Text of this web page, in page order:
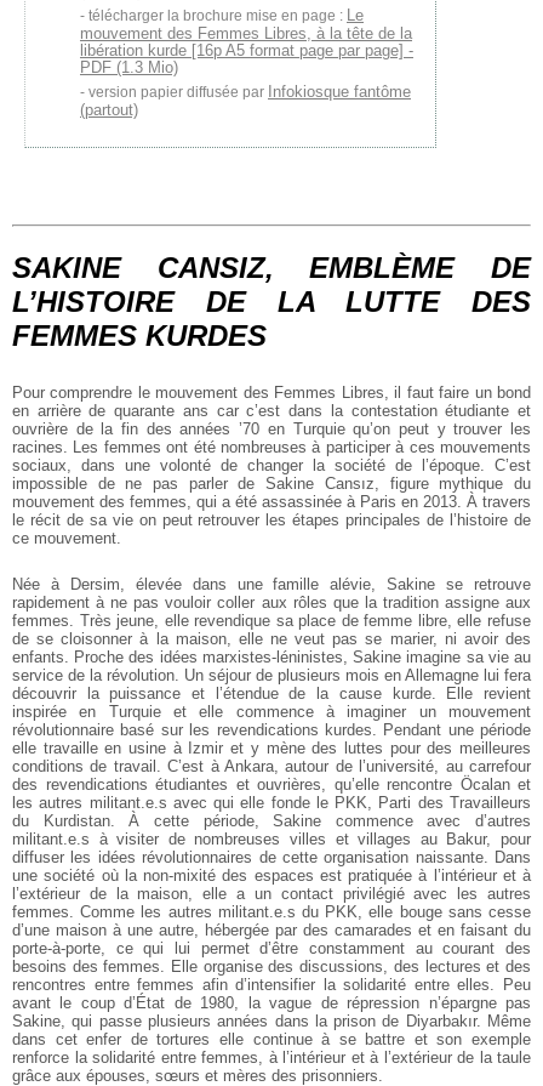
télécharger la brochure mise en page : Le
mouvement des Femmes Libres, à la tête de la
libération kurde [16p A5 format page par page] -
PDF (1.3 Mio)
version papier diffusée par Infokiosque fantôme
(partout)
SAKINE CANSIZ, EMBLÈME DE
L’HISTOIRE DE LA LUTTE DES
FEMMES KURDES
Pour comprendre le mouvement des Femmes Libres, il faut faire un bond
en arrière de quarante ans car c’est dans la contestation étudiante et
ouvrière de la fin des années ’70 en Turquie qu’on peut y trouver les
racines. Les femmes ont été nombreuses à participer à ces mouvements
sociaux, dans une volonté de changer la société de l’époque. C’est
impossible de ne pas parler de Sakine Cansız, figure mythique du
mouvement des femmes, qui a été assassinée à Paris en 2013. À travers
le récit de sa vie on peut retrouver les étapes principales de l’histoire de
ce mouvement.
Née à Dersim, élevée dans une famille alévie, Sakine se retrouve
rapidement à ne pas vouloir coller aux rôles que la tradition assigne aux
femmes. Très jeune, elle revendique sa place de femme libre, elle refuse
de se cloisonner à la maison, elle ne veut pas se marier, ni avoir des
enfants. Proche des idées marxistes-léninistes, Sakine imagine sa vie au
service de la révolution. Un séjour de plusieurs mois en Allemagne lui fera
découvrir la puissance et l’étendue de la cause kurde. Elle revient
inspirée en Turquie et elle commence à imaginer un mouvement
révolutionnaire basé sur les revendications kurdes. Pendant une période
elle travaille en usine à Izmir et y mène des luttes pour des meilleures
conditions de travail. C’est à Ankara, autour de l’université, au carrefour
des revendications étudiantes et ouvrières, qu’elle rencontre Öcalan et
les autres militant.e.s avec qui elle fonde le PKK, Parti des Travailleurs
du Kurdistan. À cette période, Sakine commence avec d’autres
militant.e.s à visiter de nombreuses villes et villages au Bakur, pour
diffuser les idées révolutionnaires de cette organisation naissante. Dans
une société où la non-mixité des espaces est pratiquée à l’intérieur et à
l’extérieur de la maison, elle a un contact privilégié avec les autres
femmes. Comme les autres militant.e.s du PKK, elle bouge sans cesse
d’une maison à une autre, hébergée par des camarades et en faisant du
porte-à-porte, ce qui lui permet d’être constamment au courant des
besoins des femmes. Elle organise des discussions, des lectures et des
rencontres entre femmes afin d’intensifier la solidarité entre elles. Peu
avant le coup d’État de 1980, la vague de répression n’épargne pas
Sakine, qui passe plusieurs années dans la prison de Diyarbakır. Même
dans cet enfer de tortures elle continue à se battre et son exemple
renforce la solidarité entre femmes, à l’intérieur et à l’extérieur de la taule
grâce aux épouses, sœurs et mères des prisonniers.